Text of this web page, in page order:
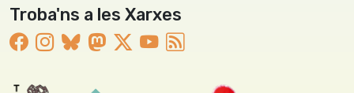
Troba'ns a les Xarxes